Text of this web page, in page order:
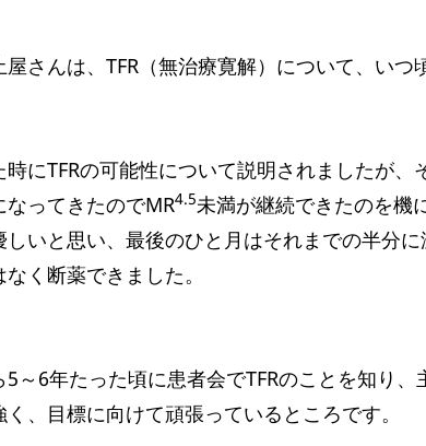
さんは、TFR（無治療寛解）について、いつ
にTFRの可能性について説明されましたが
なってきたのでMR4.5未満が継続できたのを機
しいと思い、最後のひと月はそれまでの半分
く断薬できました。
～6年たった頃に患者会でTFRのことを知り
、目標に向けて頑張っているところです。